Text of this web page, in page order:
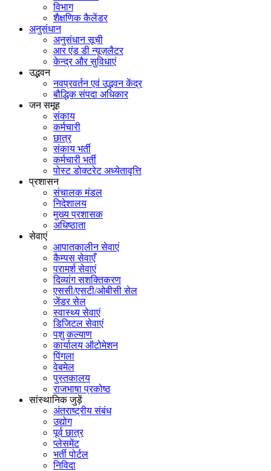
विभाग
शैक्षणिक कैलेंडर
अनुसंधान
अनुसंधान सूची
आर एंड डी न्यूज़लैटर
केन्द्र और सुविधाएं
उद्भवन
नवप्रवर्तन एवं उद्भवन केंद्र
बौद्धिक संपदा अधिकार
जन समूह
संकाय
कर्मचारी
छात्र
संकाय भर्ती
कर्मचारी भर्ती
पोस्‍ट डोक्‍टरेट अध्‍येतावृत्ति
प्रशासन
संचालक मंडल
निदेशालय
मुख्य प्रशासक
अधिष्ठाता
सेवाएं
आपातकालीन सेवाएं
कैम्पस सेवाएँ
परामर्श सेवाएं
दिव्यांग सशक्तिकरण
एससी/एसटी/ओबीसी सेल
जेंडर सेल
स्वास्थ्य सेवाएं
डिजिटल सेवाएं
पशु कल्याण
कार्यालय ऑटोमेशन
पिंगला
वेबमेल
पुस्तकालय
राजभाषा प्रकोष्ठ
सांस्थानिक जुड़ें
अंतराष्ट्रीय संबंध
उद्योग
पूर्व छात्र
प्लेसमेंट
भर्ती पोर्टल
निविदा